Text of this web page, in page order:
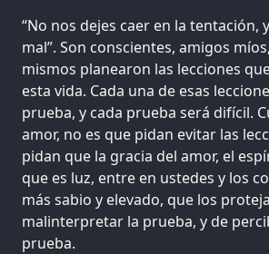
“No nos dejes caer en la tentación,
mal”. Son conscientes, amigos
mismos planearon las lecciones
esta vida. Cada una de esas
prueba, y cada prueba será difícil.
amor, no es que pidan evitar las
pidan que la gracia del amor, el
que es luz, entre en ustedes y los
más sabio y elevado, que los
malinterpretar la prueba, y de
prueba.